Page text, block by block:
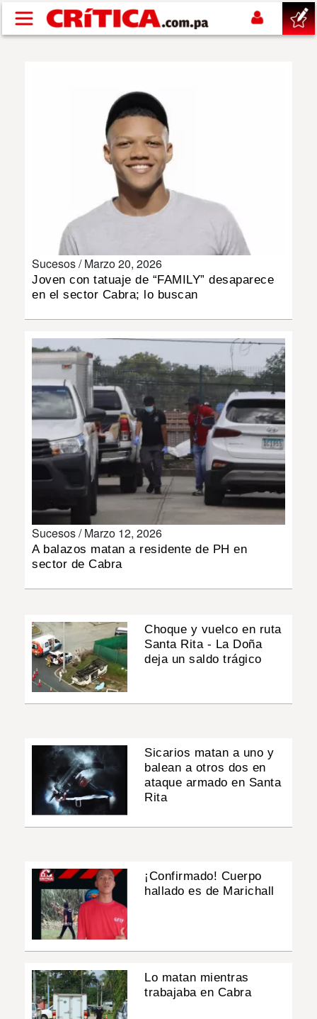
Pasar al contenido principal
DEPORTES
INSÓLITAS
MULTIMEDIA
Sucesos /Marzo 20, 2026
Joven con tatuaje de “FAMILY” desaparece
en el sector Cabra; lo buscan
Sucesos /Marzo 12, 2026
A balazos matan a residente de PH en
sector de Cabra
Choque y vuelco en ruta
Santa Rita - La Doña
deja un saldo trágico
Sicarios matan a uno y
balean a otros dos en
ataque armado en Santa
Rita
¡Confirmado! Cuerpo
hallado es de Marichall
Lo matan mientras
trabajaba en Cabra